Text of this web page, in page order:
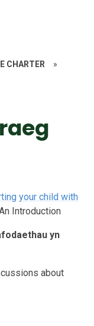
CHARTER »
your child with
Introduction
yn
about